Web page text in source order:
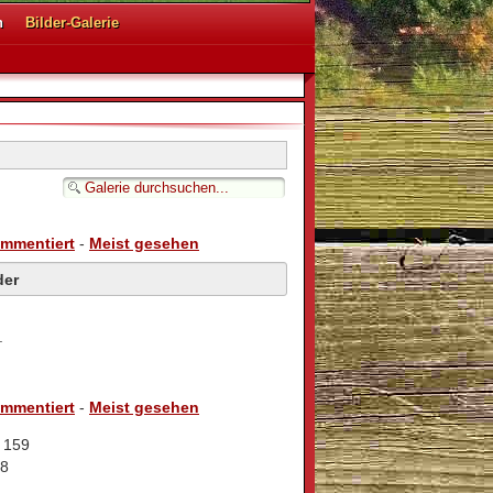
Bilder-Galerie
- Meist gesehen
- Meist gesehen
159